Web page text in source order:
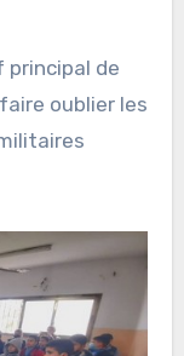
principal de
oublier les